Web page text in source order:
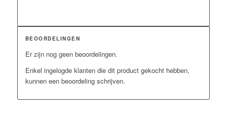
BEOORDELINGEN
Er zijn nog geen beoordelingen.
Enkel ingelogde klanten die dit product gekocht hebben,
kunnen een beoordeling schrijven.